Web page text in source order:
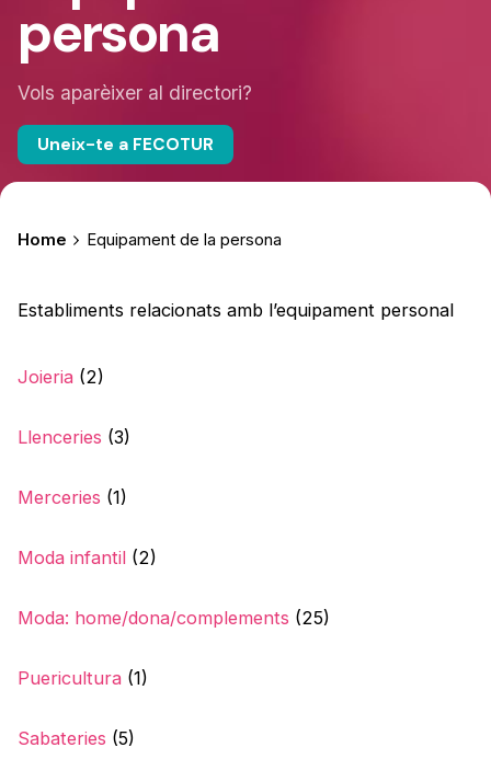
persona
Vols aparèixer al directori?
Uneix-te a FECOTUR
Home Equipament de la persona
Establiments relacionats amb l’equipament personal
Joieria (2)
Llenceries (3)
Merceries (1)
Moda infantil (2)
Moda: home/dona/complements (25)
Puericultura (1)
Sabateries (5)